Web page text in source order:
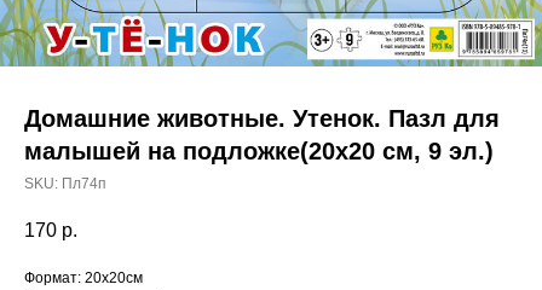
Домашние животные. Утенок. Пазл для
малышей на подложке(20х20 см, 9 эл.)
SKU: Пл74п
170 р.
Формат: 20х20см